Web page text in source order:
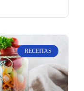
RECEITAS